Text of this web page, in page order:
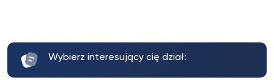
Wybierz interesujący cię dział: